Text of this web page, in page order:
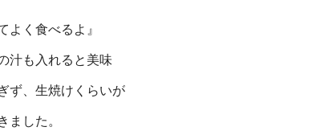
よく食べるよ』
汁も入れると美味
ず、 生焼けくらいが
ました。